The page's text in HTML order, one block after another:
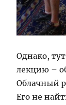
Однако,
лекцию –
Облачный
Его не